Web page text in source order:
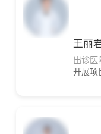
王丽
出诊医
开展项